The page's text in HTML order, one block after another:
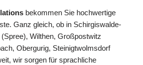
bekommen Sie hochwertige
Ganz gleich, ob in Schirgiswalde-
Wilthen, Großpostwitz
Obergurig, Steinigtwolmsdorf
wir sorgen für sprachliche